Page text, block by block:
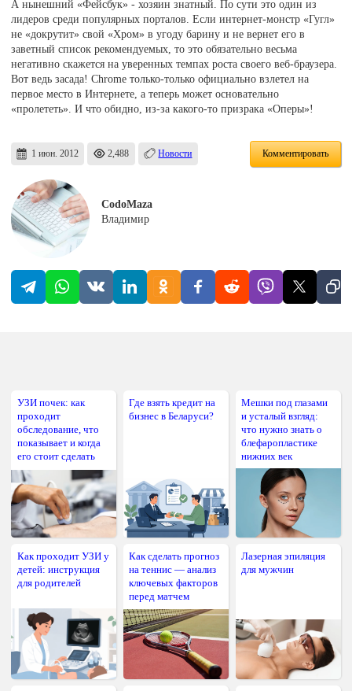
А нынешний «Фейсбук» - хозяин знатный. По сути это один из
лидеров среди популярных порталов. Если интернет-монстр «Гугл»
не «докрутит» свой «Хром» в угоду барину и не вернет его в
заветный список рекомендуемых, то это обязательно весьма
негативно скажется на уверенных темпах роста своего веб-браузера.
Вот ведь засада! Chrome только-только официально взлетел на
первое место в Интернете, а теперь может основательно
«пролететь». И что обидно, из-за какого-то призрака «Оперы»!
1 июн. 2012 2,488 Новости Комментировать
CodoMaza
Владимир
УЗИ почек: как
проходит
обследование, что
показывает и когда
его стоит сделать
Где взять кредит на
бизнес в Беларуси?
Мешки под глазами
и усталый взгляд:
что нужно знать о
блефаропластике
нижних век
Как проходит УЗИ у
детей: инструкция
для родителей
Как сделать прогноз
на теннис — анализ
ключевых факторов
перед матчем
Лазерная эпиляция
для мужчин